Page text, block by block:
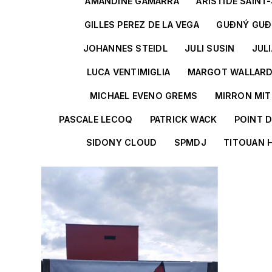
GILLES PEREZ DE LA VEGA GUÐNÝ
JOHANNES STEIDL JULI SUSIN
LUCA VENTIMIGLIA MARGOT WALLARD
MICHAEL EVENO GREMS MIRRON
PASCALE LECOQ PATRICK WACK POINT
SIDONY CLOUD SPMDJ TITOUAN